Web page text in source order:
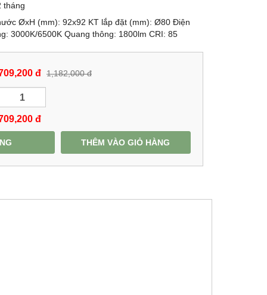
tháng
ØxH (mm): 92x92 KT lắp đặt (mm): Ø80 Điện
3000K/6500K Quang thông: 1800lm CRI: 85
đ 1,182,000 đ
đ
THÊM VÀO GIỎ HÀNG